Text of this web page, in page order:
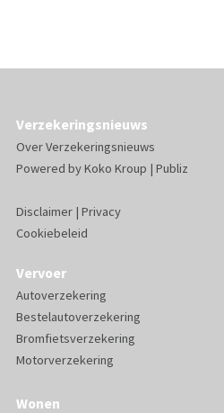
Verzekeringsnieuws
Over Verzekeringsnieuws
Powered byKoko Kroup | Publiz
Disclaimer| Privacy
Cookiebeleid
Vervoer
Autoverzekering
Bestelautoverzekering
Bromfietsverzekering
Motorverzekering
Wonen